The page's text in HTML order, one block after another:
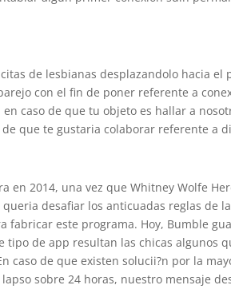
de lesbianas desplazandolo hacia
con el fin de poner referente a
caso de que tu objeto es hallar a
que te gustaria colaborar referente a
en 2014, una vez que Whitney Wolfe
desafiar los anticuadas reglas de
fabricar este programa. Hoy, Bumble
tipo de app resultan las chicas algunos
caso de que existen solucii?n por la
sobre 24 horas, nuestro mensaje